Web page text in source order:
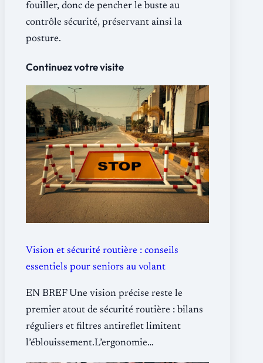
fouiller, donc de pencher le buste au
contrôle sécurité, préservant ainsi la
posture.
Continuez votre visite
Vision et sécurité routière : conseils
essentiels pour seniors au volant
EN BREF Une vision précise reste le
premier atout de sécurité routière : bilans
réguliers et filtres antireflet limitent
l’éblouissement.L’ergonomie…